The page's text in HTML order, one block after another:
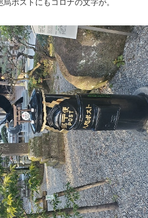
ポストにもコロナの文字が。